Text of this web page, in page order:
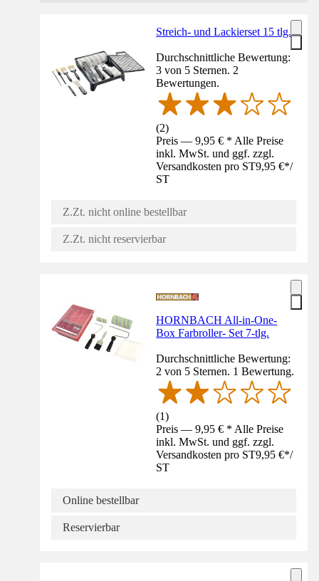
Streich- und Lackierset 15 tlg.
Durchschnittliche Bewertung:
3 von 5 Sternen. 2
Bewertungen.
(2)
Preis — 9,95 € * Alle Preise
inkl. MwSt. und ggf. zzgl.
Versandkosten pro ST9,95 €*/
ST
Z.Zt. nicht online bestellbar
Z.Zt. nicht reservierbar
HORNBACH All-in-One-
Box Farbroller- Set 7-tlg.
Durchschnittliche Bewertung:
2 von 5 Sternen. 1 Bewertung.
(1)
Preis — 9,95 € * Alle Preise
inkl. MwSt. und ggf. zzgl.
Versandkosten pro ST9,95 €*/
ST
Online bestellbar
Reservierbar